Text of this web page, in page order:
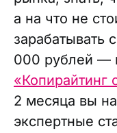
а на что не
зарабатывать
000 рублей —
2 месяца вы
экспертные